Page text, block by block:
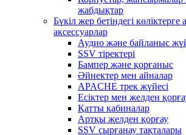
жабдықтар
Бүкіл жер бетіндегі көліктерге
аксессуарлар
Аудио және байланыс
SSV тіректері
Бампер және қорғаныс
Әйнектер мен айналар
APACHE трек жүйесі
Есіктер мен желден
Қатты кабиналар
Артқы желден қорғау
SSV сырғанау тақталары